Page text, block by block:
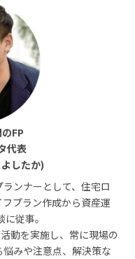
FP
代表
したか)
ンナーとして、住宅ロ
プラン作成から資産運
従事。
動を実施し、常に現場の
みや注意点、解決策な